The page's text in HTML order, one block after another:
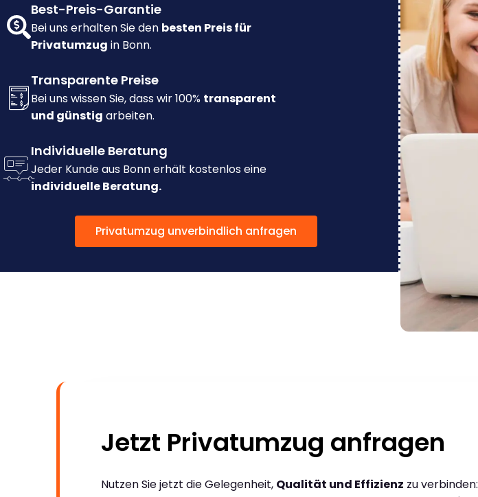
Best-Preis-Garantie
Bei uns erhalten Sie den besten Preis für
Privatumzug in Bonn.
Transparente Preise
Bei uns wissen Sie, dass wir 100% transparent
und günstig arbeiten.
Individuelle Beratung
Jeder Kunde aus Bonn erhält kostenlos eine
individuelle Beratung.
Privatumzug unverbindlich anfragen
Jetzt Privatumzug anfragen
Nutzen Sie jetzt die Gelegenheit, Qualität und Effizienz zu verbinden: